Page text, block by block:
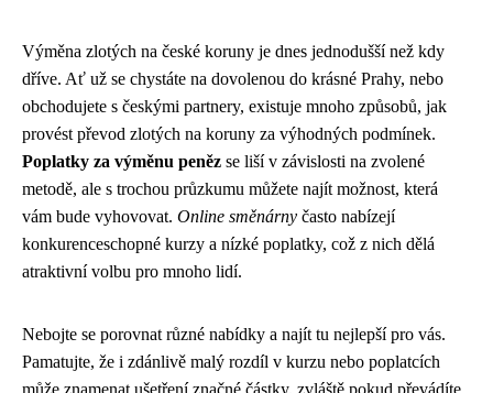
Výměna zlotých na české koruny je dnes jednodušší než kdy
dříve. Ať už se chystáte na dovolenou do krásné Prahy, nebo
obchodujete s českými partnery, existuje mnoho způsobů, jak
provést převod zlotých na koruny za výhodných podmínek.
Poplatky za výměnu peněz se liší v závislosti na zvolené
metodě, ale s trochou průzkumu můžete najít možnost, která
vám bude vyhovovat. Online směnárny často nabízejí
konkurenceschopné kurzy a nízké poplatky, což z nich dělá
atraktivní volbu pro mnoho lidí.
Nebojte se porovnat různé nabídky a najít tu nejlepší pro vás.
Pamatujte, že i zdánlivě malý rozdíl v kurzu nebo poplatcích
může znamenat ušetření značné částky, zvláště pokud převádíte